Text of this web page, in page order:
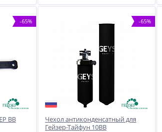
-65%
ВВ
-65%
Чехол антиконденсатный для
Гейзер-Тайфун 10ВВ